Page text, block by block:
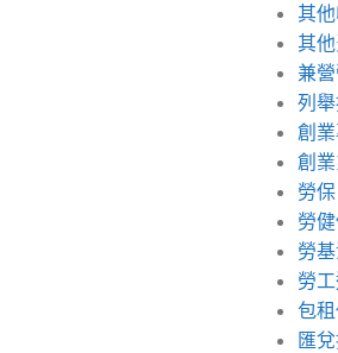
其
其
兼
列
創
創業
勞保
勞
勞
勞
包
匯